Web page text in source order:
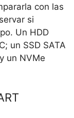
con las
si
Un HDD
un SSD SATA
un NVMe